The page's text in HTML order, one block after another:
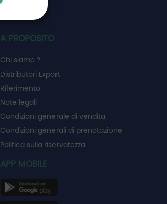
A PROPOSITO
Chi siamo ?
Distributori Export
Riferimento
Note legali
Condizioni generale di vendita
Condizioni generali di prenotazione
Politica sulla riservatezza
APP MOBILE